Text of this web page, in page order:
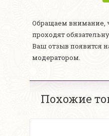
Обращаем внимание,
проходят
Ваш отзыв появится
модератором.
Похожие